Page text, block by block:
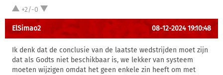
+2/-0
ElSimao2 08-12-2024 19:10:48
Ik denk dat de conclusie van de laatste wedstrijden moet zijn
dat als Godts niet beschikbaar is, we lekker van systeem
moeten wijzigen omdat het geen enkele zin heeft om met